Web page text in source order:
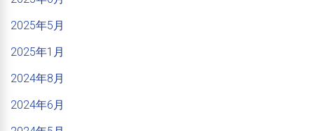
2025年5月
2025年1月
2024年8月
2024年6月